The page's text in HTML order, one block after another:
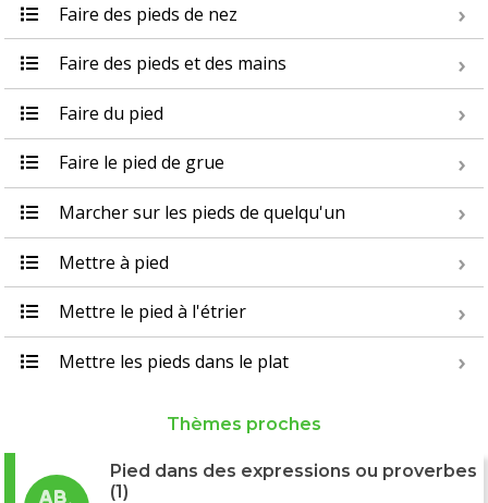
Faire des pieds de nez
Faire des pieds et des mains
Faire du pied
Faire le pied de grue
Marcher sur les pieds de quelqu'un
Mettre à pied
Mettre le pied à l'étrier
Mettre les pieds dans le plat
Thèmes proches
Pied dans des expressions ou proverbes
(1)